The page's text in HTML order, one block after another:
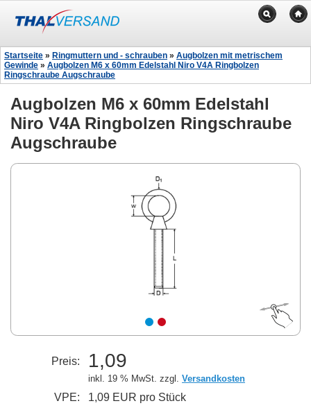
Startseite » Ringmuttern und - schrauben » Augbolzen mit metrischem
Gewinde » Augbolzen M6 x 60mm Edelstahl Niro V4A Ringbolzen
Ringschraube Augschraube
Augbolzen M6 x 60mm Edelstahl
Niro V4A Ringbolzen Ringschraube
Augschraube
Preis: 1,09
inkl. 19 % MwSt. zzgl. Versandkosten
VPE:
1,09 EUR pro Stück